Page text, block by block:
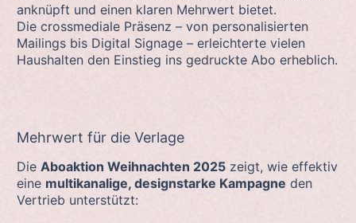
anknüpft und einen klaren Mehrwert bietet.
Die crossmediale Präsenz – von personalisierten
Mailings bis Digital Signage – erleichterte vielen
Haushalten den Einstieg ins gedruckte Abo erheblich.
Mehrwert für die Verlage
Die Aboaktion Weihnachten 2025zeigt, wie effektiv
eine multikanalige, designstarke Kampagne den
Vertrieb unterstützt: